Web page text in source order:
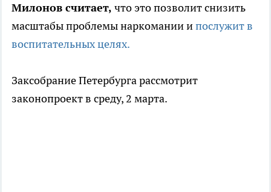
Милонов считает, что это позволит снизить
масштабы проблемы наркомании ипослужит в
воспитательных целях.
Заксобрание Петербурга рассмотрит
законопроект в среду, 2 марта.